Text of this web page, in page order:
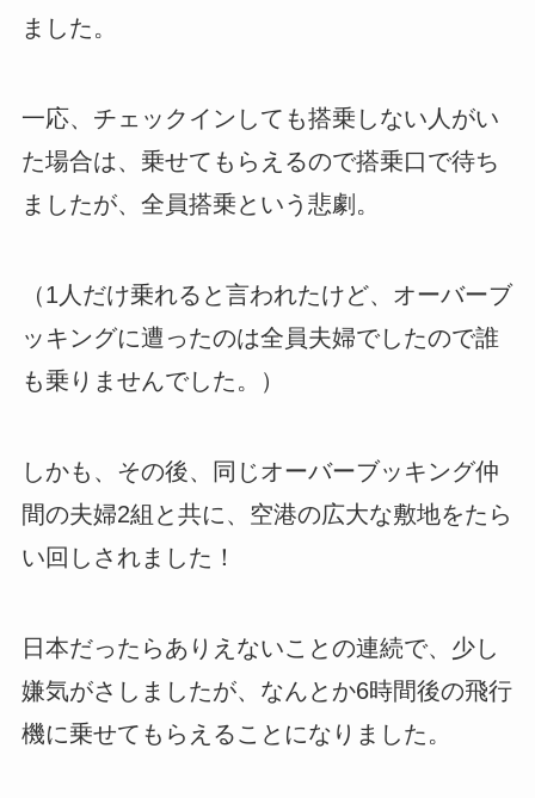
ました。
一応、チェックインしても搭乗しない人がい
た場合は、乗せてもらえるので搭乗口で待ち
ましたが、全員搭乗という悲劇。
（1人だけ乗れると言われたけど、オーバーブ
ッキングに遭ったのは全員夫婦でしたので誰
も乗りませんでした。）
しかも、その後、同じオーバーブッキング仲
間の夫婦2組と共に、空港の広大な敷地をたら
い回しされました！
日本だったらありえないことの連続で、少し
嫌気がさしましたが、なんとか6時間後の飛行
機に乗せてもらえることになりました。